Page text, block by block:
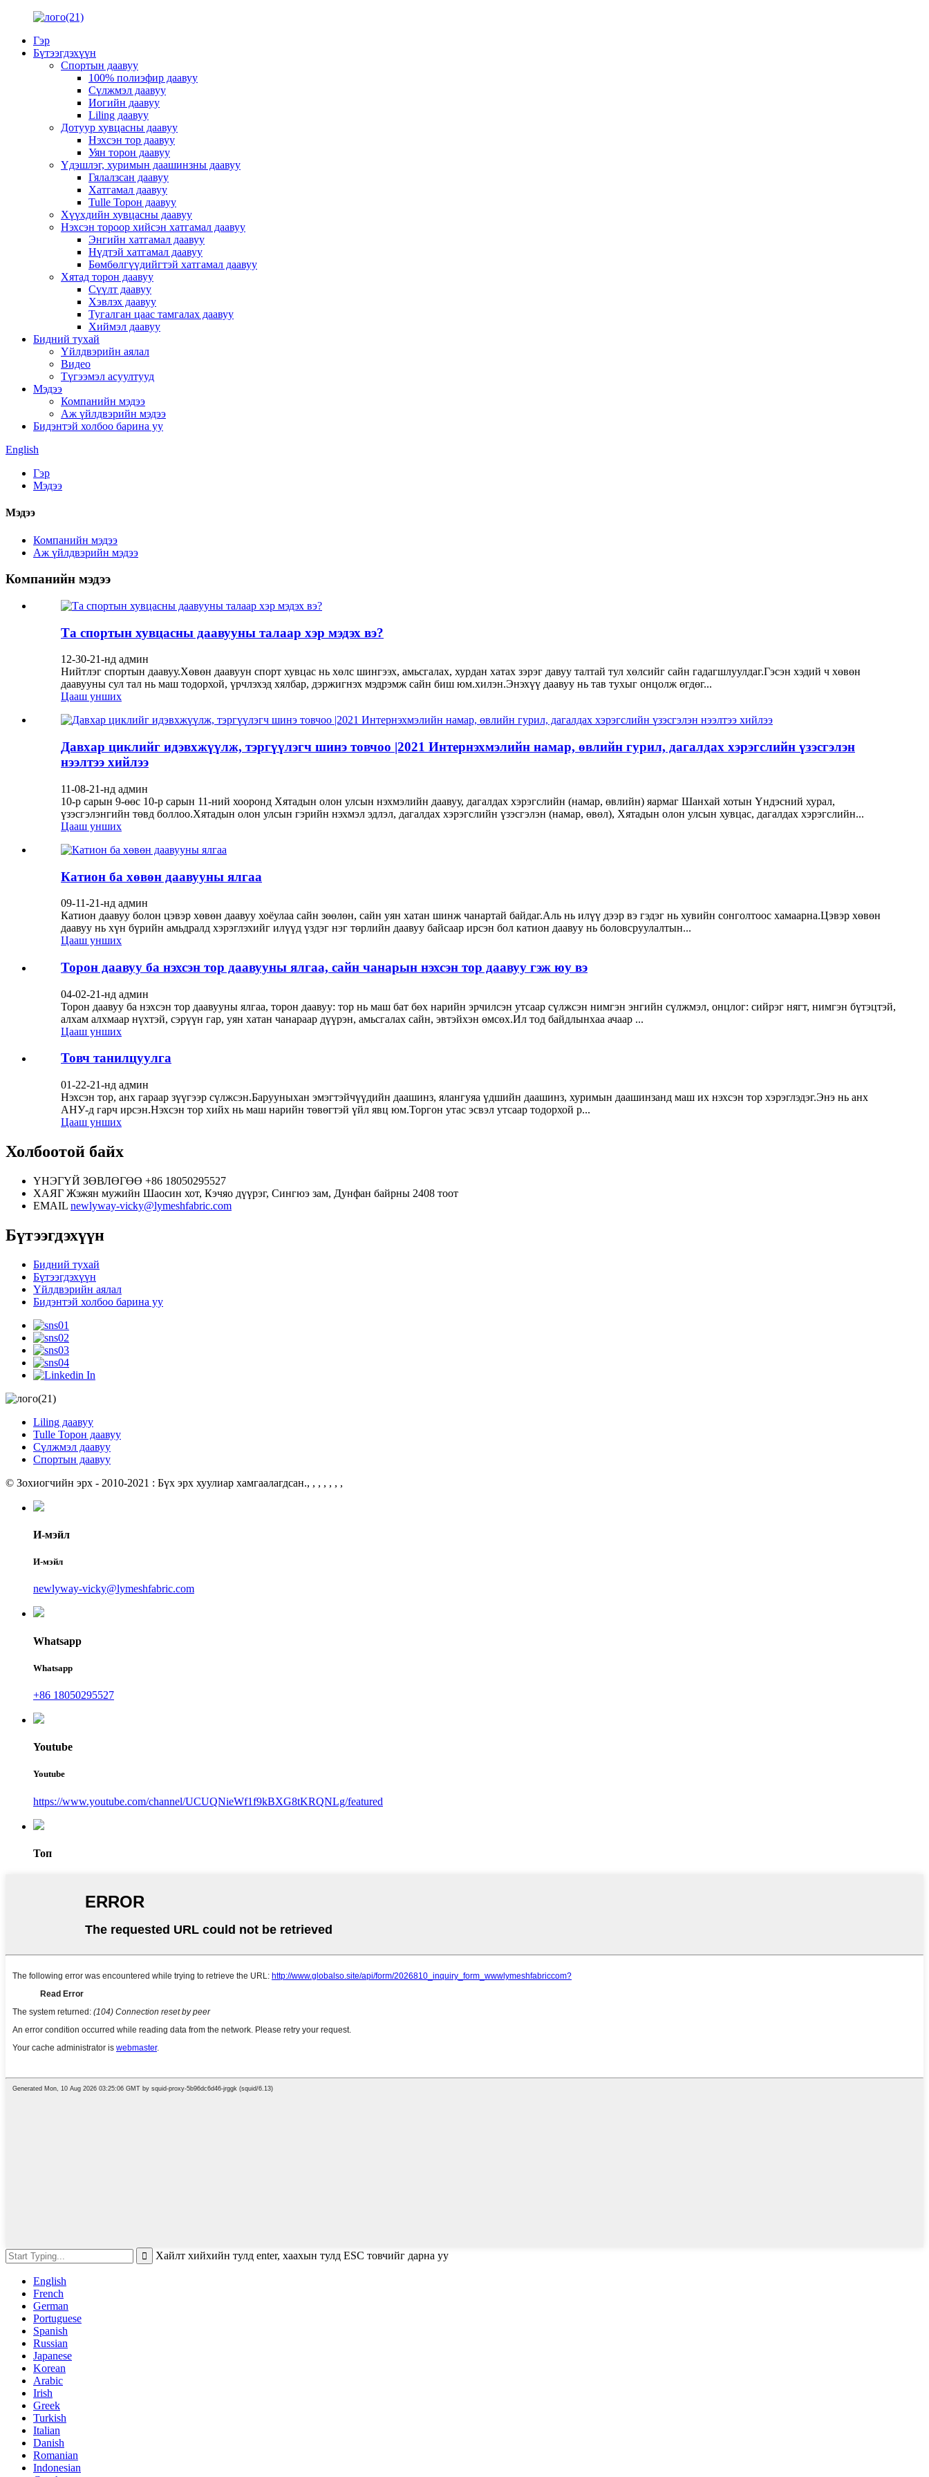
Гэр
Бүтээгдэхүүн
Спортын даавуу
100% полиэфир даавуу
Сүлжмэл даавуу
Иогийн даавуу
Liling даавуу
Дотуур хувцасны даавуу
Нэхсэн тор даавуу
Уян торон даавуу
Үдэшлэг, хуримын даашинзны даавуу
Гялалзсан даавуу
Хатгамал даавуу
Tulle Торон даавуу
Хүүхдийн хувцасны даавуу
Нэхсэн тороор хийсэн хатгамал даавуу
Энгийн хатгамал даавуу
Нүдтэй хатгамал даавуу
Бөмбөлгүүдийгтэй хатгамал даавуу
Хятад торон даавуу
Сүүлт даавуу
Хэвлэх даавуу
Тугалган цаас тамгалах даавуу
Хиймэл даавуу
Бидний тухай
Үйлдвэрийн аялал
Видео
Түгээмэл асуултууд
Мэдээ
Компанийн мэдээ
Аж үйлдвэрийн мэдээ
Бидэнтэй холбоо барина уу
English
Гэр
Мэдээ
Мэдээ
Компанийн мэдээ
Аж үйлдвэрийн мэдээ
Компанийн мэдээ
Та спортын хувцасны даавууны талаар хэр мэдэх вэ?
12-30-21-нд админ
Нийтлэг спортын даавуу.Хөвөн даавуун спорт хувцас нь хөлс шингээх, амьсгалах, хурдан хатах зэрэг давуу талтай тул хөлсийг сайн гадагшлуулдаг.Гэсэн хэдий ч хөвөн
даавууны сул тал нь маш тодорхой, үрчлэхэд хялбар, дэржигнэх мэдрэмж сайн биш юм.хилэн.Энэхүү даавуу нь тав тухыг онцолж өгдөг...
Цааш унших
Давхар циклийг идэвхжүүлж, тэргүүлэгч шинэ товчоо |2021 Интернэхмэлийн намар, өвлийн гурил, дагалдах хэрэгслийн үзэсгэлэн
нээлтээ хийлээ
11-08-21-нд админ
10-р сарын 9-өөс 10-р сарын 11-ний хооронд Хятадын олон улсын нэхмэлийн даавуу, дагалдах хэрэгслийн (намар, өвлийн) яармаг Шанхай хотын Үндэсний хурал,
үзэсгэлэнгийн төвд боллоо.Хятадын олон улсын гэрийн нэхмэл эдлэл, дагалдах хэрэгслийн үзэсгэлэн (намар, өвөл), Хятадын олон улсын хувцас, дагалдах хэрэгслийн...
Цааш унших
Катион ба хөвөн даавууны ялгаа
09-11-21-нд админ
Катион даавуу болон цэвэр хөвөн даавуу хоёулаа сайн зөөлөн, сайн уян хатан шинж чанартай байдаг.Аль нь илүү дээр вэ гэдэг нь хувийн сонголтоос хамаарна.Цэвэр хөвөн
даавуу нь хүн бүрийн амьдралд хэрэглэхийг илүүд үздэг нэг төрлийн даавуу байсаар ирсэн бол катион даавуу нь боловсруулалтын...
Цааш унших
Торон даавуу ба нэхсэн тор даавууны ялгаа, сайн чанарын нэхсэн тор даавуу гэж юу вэ
04-02-21-нд админ
Торон даавуу ба нэхсэн тор даавууны ялгаа, торон даавуу: тор нь маш бат бөх нарийн эрчилсэн утсаар сүлжсэн нимгэн энгийн сүлжмэл, онцлог: сийрэг нягт, нимгэн бүтэцтэй,
алхам алхмаар нүхтэй, сэрүүн гар, уян хатан чанараар дүүрэн, амьсгалах сайн, эвтэйхэн өмсөх.Ил тод байдлынхаа ачаар ...
Цааш унших
Товч танилцуулга
01-22-21-нд админ
Нэхсэн тор, анх гараар зүүгээр сүлжсэн.Барууныхан эмэгтэйчүүдийн даашинз, ялангуяа үдшийн даашинз, хуримын даашинзанд маш их нэхсэн тор хэрэглэдэг.Энэ нь анх
АНУ-д гарч ирсэн.Нэхсэн тор хийх нь маш нарийн төвөгтэй үйл явц юм.Торгон утас эсвэл утсаар тодорхой p...
Цааш унших
Холбоотой байх
ҮНЭГҮЙ ЗӨВЛӨГӨӨ +86 18050295527
ХАЯГ Жэжян мужийн Шаосин хот, Кэчяо дүүрэг, Сингюэ зам, Дунфан байрны 2408 тоот
EMAIL newlyway-vicky@lymeshfabric.com
Бүтээгдэхүүн
Бидний тухай
Бүтээгдэхүүн
Үйлдвэрийн аялал
Бидэнтэй холбоо барина уу
Liling даавуу
Tulle Торон даавуу
Сүлжмэл даавуу
Спортын даавуу
© Зохиогчийн эрх - 2010-2021 : Бүх эрх хуулиар хамгаалагдсан., , , , , , ,
И-мэйл
И-мэйл
newlyway-vicky@lymeshfabric.com
Whatsapp
Whatsapp
+86 18050295527
Youtube
Youtube
https://www.youtube.com/channel/UCUQNieWf1f9kBXG8tKRQNLg/featured
Топ
Хайлт хийхийн тулд enter, хаахын тулд ESC товчийг дарна уу
English
French
German
Portuguese
Spanish
Russian
Japanese
Korean
Arabic
Irish
Greek
Turkish
Italian
Danish
Romanian
Indonesian